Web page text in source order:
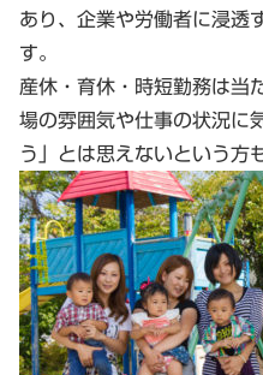
あり、企業や労働者に浸透
す。
産休・育休・時短勤務は当
場の雰囲気や仕事の状況に
う」とは思えないという方